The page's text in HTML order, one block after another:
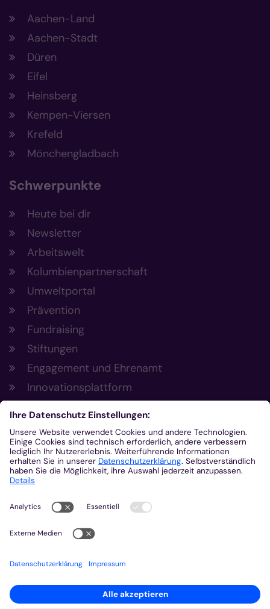
Aachen-Land
Aachen-Stadt
Düren
Eifel
Heinsberg
Kempen-Viersen
Krefeld
Mönchengladbach
Schwerpunkte
Heute bei dir
Newsletter
Arbeitswelt
Kolumbienpartnerschaft
Umweltportal
Prävention
Fundraising
Stiftungen
Engagement und Ehrenamt
Innovationsplattform
Aus der Plattform
Nachrichten
Veranstaltungen
Gottesdienste
Stellenangebote
Kirchenzeitung
Amtsblatt (Kirchlicher Anzeiger)
Rechtsdatenbank
Meldestelle gemäß Hinweisgeberschutzgesetz